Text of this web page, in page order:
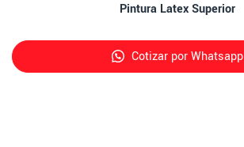
Pintura Latex Superior
Cotizar por Whatsapp